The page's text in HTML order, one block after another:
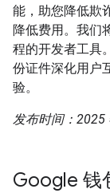
能，助您降低欺
降低费用。我们
程的开发者工具
份证件深化用户
验。
发布时间：2025
Google 钱